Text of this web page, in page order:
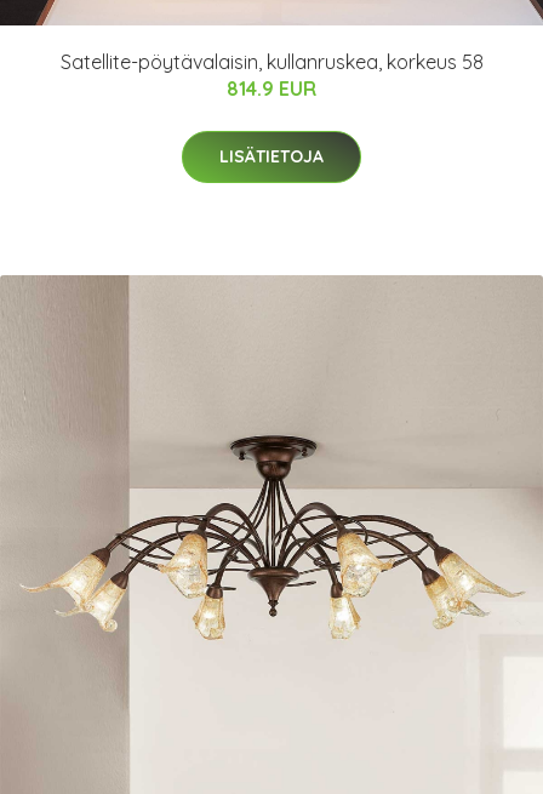
Satellite-pöytävalaisin, kullanruskea, korkeus 58
814.9 EUR
LISÄTIETOJA